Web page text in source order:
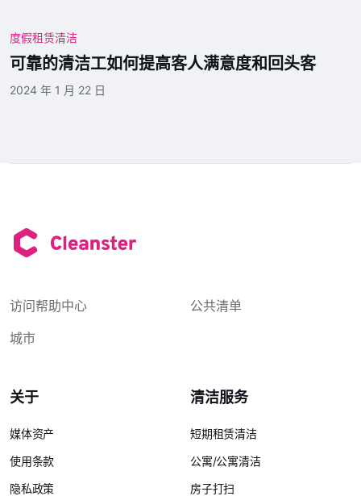
度假租赁清洁
可靠的清洁工如何提高客人满意度和回头客
2024 年 1 月 22 日
访问帮助中心
公共清单
城市
关于
媒体资产
使用条款
隐私政策
清洁服务
短期租赁清洁
公寓/公寓清洁
房子打扫